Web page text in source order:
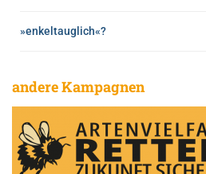
»enkeltauglich«?
andere Kampagnen